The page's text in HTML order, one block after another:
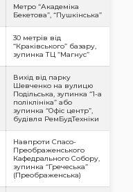
Метро “Академіка
Бекетова”, “Пушкінська”
30 метрів від
“Краківського” базару,
зупинка ТЦ “Магнус”
Вихід від парку
Шевченко на вулицю
Подільська, зупинка “1-а
поліклініка” або
зупинка “Офіс центр”,
будівля РемБудТехніки
Навпроти Спасо-
Преображенського
Кафедрального Собору,
зупинка “Гречеська”
(Преображенська)